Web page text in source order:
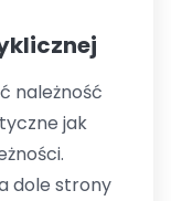
należność
jak
dole strony